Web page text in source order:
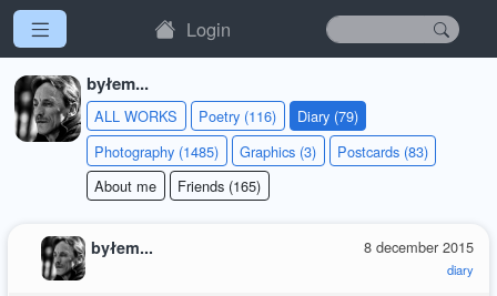
Login
byłem...
ALL WORKS Poetry (116)
Diary (79)
Photography (1485)
Graphics (3)
Postcards (83)
About me
Friends (165)
8 december 2015
diary
byłem...